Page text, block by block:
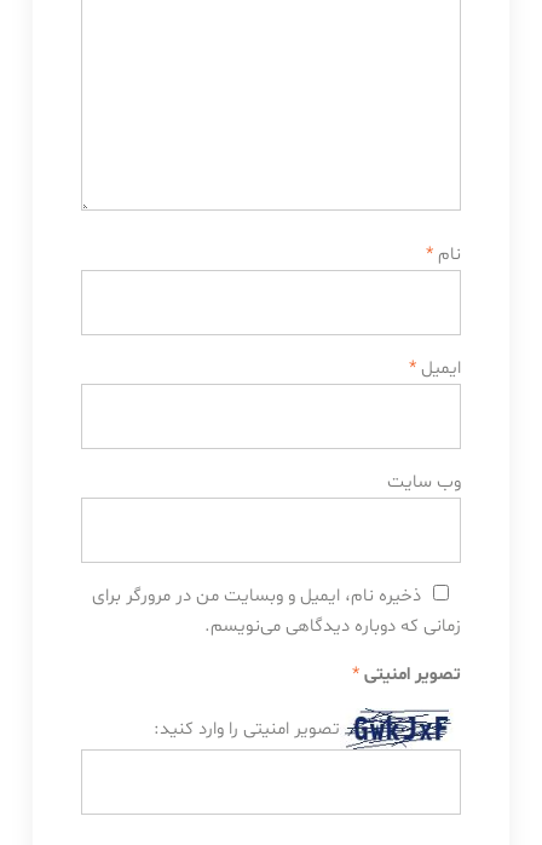
نام *
ایمیل *
وب‌ سایت
ذخیره نام، ایمیل و وبسایت من در مرورگر برای
زمانی که دوباره دیدگاهی می‌نویسم.
تصویر امنیتی*
تصویر امنیتی را وارد کنید: